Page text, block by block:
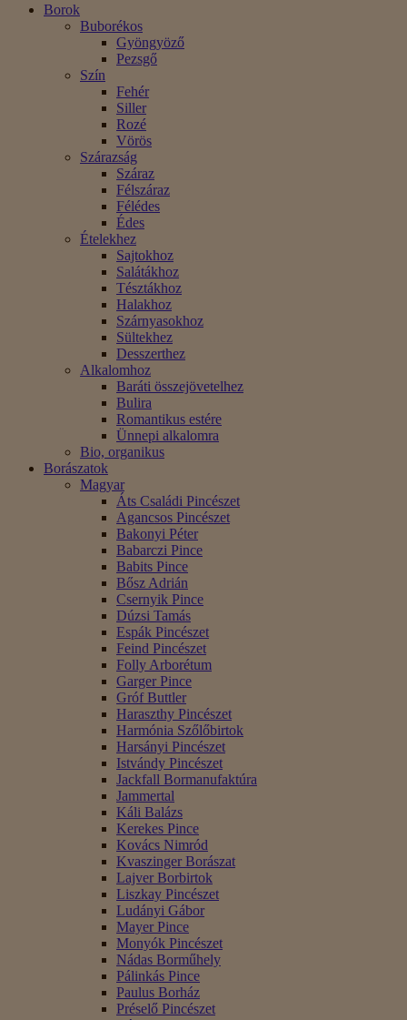
Borok
Buborékos
Gyöngyöző
Pezsgő
Szín
Fehér
Siller
Rozé
Vörös
Szárazság
Száraz
Félszáraz
Félédes
Édes
Ételekhez
Sajtokhoz
Salátákhoz
Tésztákhoz
Halakhoz
Szárnyasokhoz
Sültekhez
Desszerthez
Alkalomhoz
Baráti összejövetelhez
Bulira
Romantikus estére
Ünnepi alkalomra
Bio, organikus
Borászatok
Magyar
Áts Családi Pincészet
Agancsos Pincészet
Bakonyi Péter
Babarczi Pince
Babits Pince
Bősz Adrián
Csernyik Pince
Dúzsi Tamás
Espák Pincészet
Feind Pincészet
Folly Arborétum
Garger Pince
Gróf Buttler
Haraszthy Pincészet
Harmónia Szőlőbirtok
Harsányi Pincészet
Istvándy Pincészet
Jackfall Bormanufaktúra
Jammertal
Káli Balázs
Kerekes Pince
Kovács Nimród
Kvaszinger Borászat
Lajver Borbirtok
Liszkay Pincészet
Ludányi Gábor
Mayer Pince
Monyók Pincészet
Nádas Borműhely
Pálinkás Pince
Paulus Borház
Préselő Pincészet